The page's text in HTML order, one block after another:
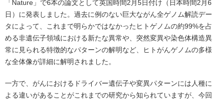
「Nature」で6本の論文として英国時間2月5日付け（日本時間2月6
日）に発表しました。過去に例のない巨大ながん全ゲノム解読デー
タによって、これまで明らかではなかったヒトゲノムの約99%を占
める非遺伝子領域における新たな異常や、突然変異や染色体構造異
常に見られる特徴的なパターンの解明など、ヒトがんゲノムの多様
な全体像が詳細に解明されました。
一方で、がんにおけるドライバー遺伝子や変異パターンには人種に
よる違いがあることがこれまでの研究から知られていますが、今回